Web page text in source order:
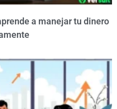
a manejar tu dinero